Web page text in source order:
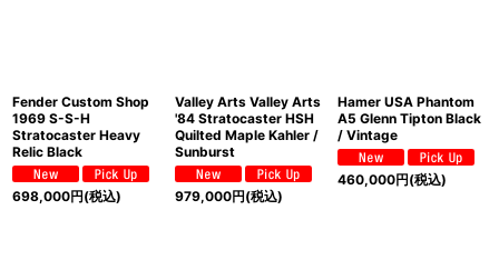
Fender Custom Shop
1969 S-S-H
Stratocaster Heavy
Relic Black
698,000円(税込)
Valley Arts Valley Arts
'84 Stratocaster HSH
Quilted Maple Kahler /
Sunburst
979,000円(税込)
Hamer USA Phantom
A5 Glenn Tipton Black
/ Vintage
460,000円(税込)